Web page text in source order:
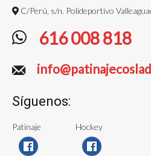
C/Perú, s/n. Polideportivo
616 008 818
Síguenos:
Patinaje Hockey